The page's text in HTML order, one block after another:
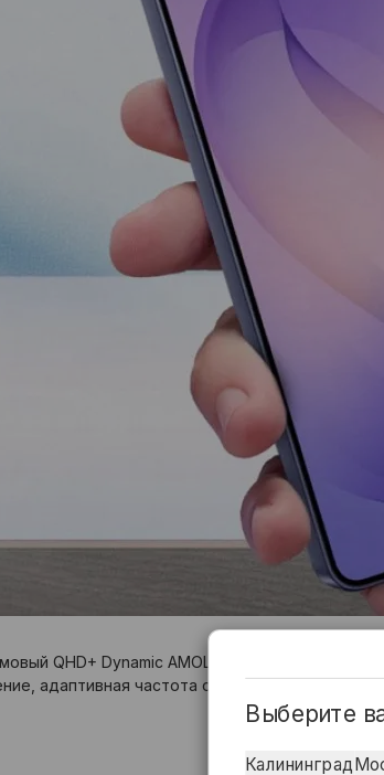
QHD+ Dynamic AMOLED 2X — это
адаптивная частота обновления до 120
Выберите
Калининград